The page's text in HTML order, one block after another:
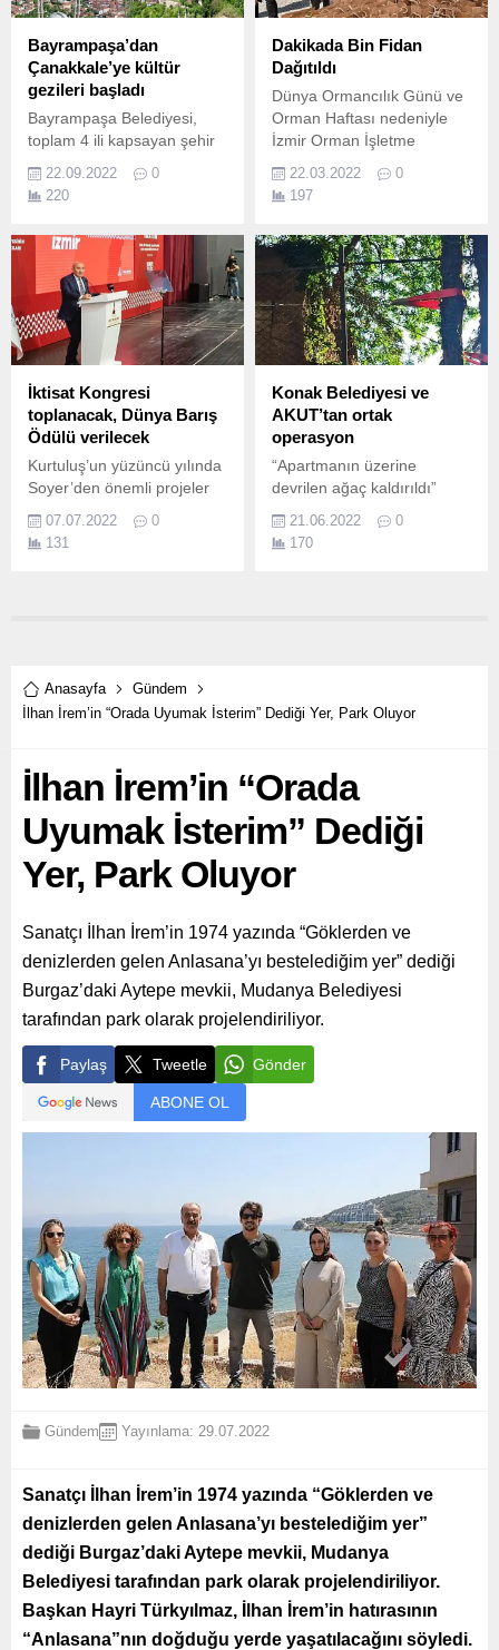
Bayrampaşa’dan
Çanakkale’ye kültür
gezileri başladı
Bayrampaşa Belediyesi,
toplam 4 ili kapsayan şehir
başlattı.
22.09.2022
0
220
Dakikada Bin Fidan
Dağıtıldı
Dünya Ormancılık Günü ve
Orman Haftası nedeniyle
İzmir Orman İşletme
ücretsiz fidan dağıtımı
yapıldı.
22.03.2022
0
197
İktisat Kongresi
toplanacak, Dünya Barış
Ödülü verilecek
Kurtuluş’un yüzüncü yılında
Soyer’den önemli projeler
Başkanı Tunç Soyer
Türkiye’ye örnek olan ve
07.07.2022
0
131
Konak Belediyesi ve
AKUT’tan ortak
operasyon
“Apartmanın üzerine
devrilen ağaç kaldırıldı”
Arama Kurtarma Derneği
(AKUT) ekipleri ortak
21.06.2022
0
170
Anasayfa
Gündem
İlhan İrem’in “Orada Uyumak İsterim” Dediği Yer, Park Oluyor
İlhan İrem’in “Orada
Uyumak İsterim” Dediği
Yer, Park Oluyor
Sanatçı İlhan İrem’in 1974 yazında “Göklerden ve
denizlerden gelen Anlasana’yı bestelediğim yer” dediği
Burgaz’daki Aytepe mevkii, Mudanya Belediyesi
tarafından park olarak projelendiriliyor.
Paylaş Tweetle Gönder
ABONE OL
Gündem Yayınlama: 29.07.2022
Sanatçı İlhan İrem’in 1974 yazında “Göklerden ve
denizlerden gelen Anlasana’yı bestelediğim yer”
dediği Burgaz’daki Aytepe mevkii, Mudanya
Belediyesi tarafından park olarak projelendiriliyor.
Başkan Hayri Türkyılmaz, İlhan İrem’in hatırasının
“Anlasana”nın doğduğu yerde yaşatılacağını söyledi.